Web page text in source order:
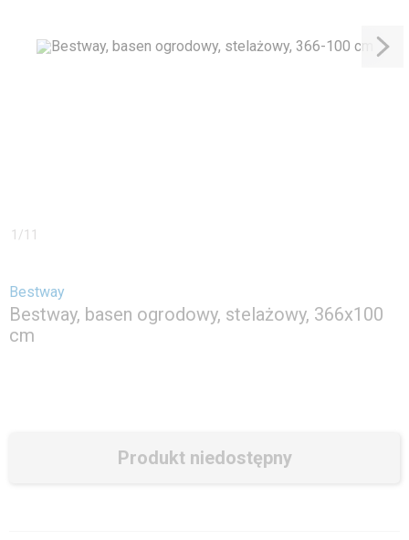
Zapisz
1 /11
Bestway
Bestway, basen ogrodowy, stelażowy, 366x100
cm
Produkt niedostępny